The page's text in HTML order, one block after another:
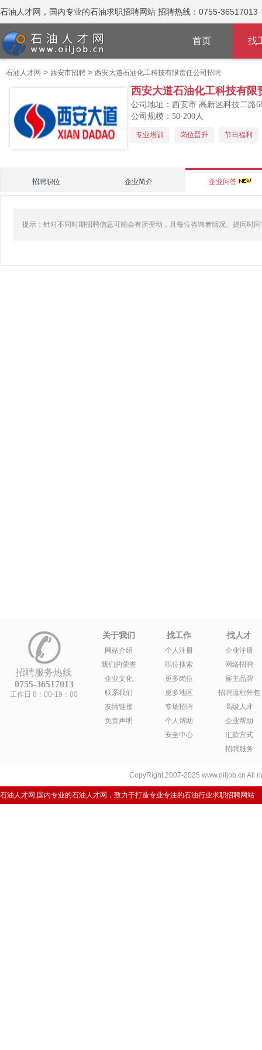
石油人才网，国内专业的石油求职招聘网站 招聘热线：0755-36517013
首页 找
石油人才网 > 西安市招聘 > 西安大道石油化工科技有限责任公司招聘
西安大道石油化工科技有
公司地址：西安市 高新区科技二路
公司规模：50-200人
专业培训 岗位晋升 节日福利
招聘职位 企业简介 企业问答
提示：针对不同时期招聘信息可能会有所变动，且每位咨询者情况、提问时
招聘服务热线
0755-36517013
工作日 8：00-19：00
关于我们
网站介绍
我们的荣誉
企业文化
联系我们
友情链接
免责声明
找工作
个人注册
职位搜索
更多岗位
更多地区
专场招聘
个人帮助
安全中心
找人才
企业注册
网络招聘
雇主品牌
招聘流程外包
高级人才
企业帮助
汇款方式
招聘服务
CopyRight 2007-2025 www.oiljob.cn All
石油人才网,国内专业的石油人才网，致力于打造专业专注的石油行业求职招聘网站